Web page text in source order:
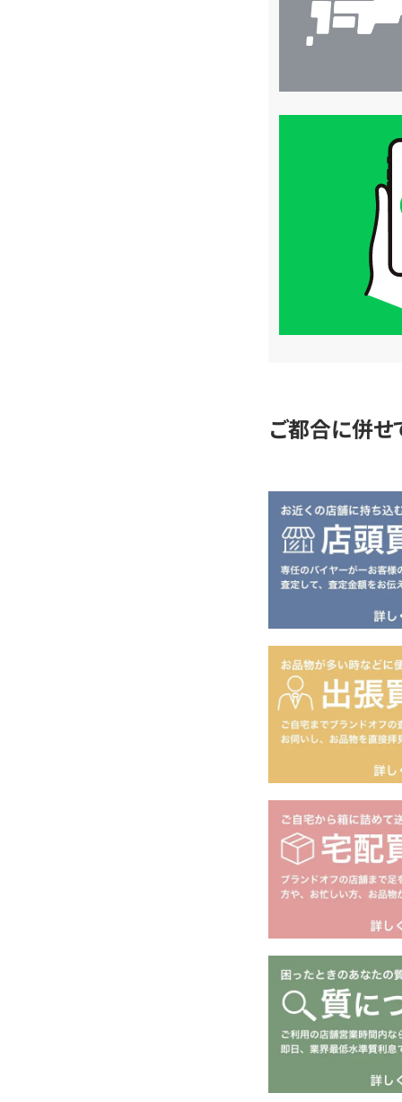
査
ご都合に併せ